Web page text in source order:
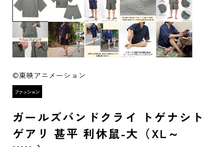
©東映アニメーション
ガールズバンドクライ トゲナシト
ゲアリ 甚平 利休鼠-大（XL～